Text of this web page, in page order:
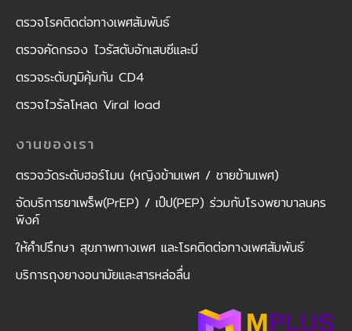
ตรวจโรคติดต่อทางเพศสัมพันธ์
ตรวจคัดกรอง ไวรัสตับอักเสบซีและบี
ตรวจระดับภูมิคุ้มกัน CD4
ตรวจไวรัลโหลด Viral load
งานของเรา
ตรวจวัดระดับฮอร์โมน (หญิงข้ามเพศ / ชายข้ามเพศ)
จัดบริการยาเพร็พ(PrEP) / เป๊ป(PEP) ร่วมกับโรงพยาบาลนคร
พิงค์
ให้คำปรึกษา สุขภาพทางเพศ และโรคติดต่อทางเพศสัมพันธ์
บริการถุงยางอนามัยและสารหล่อลื่น